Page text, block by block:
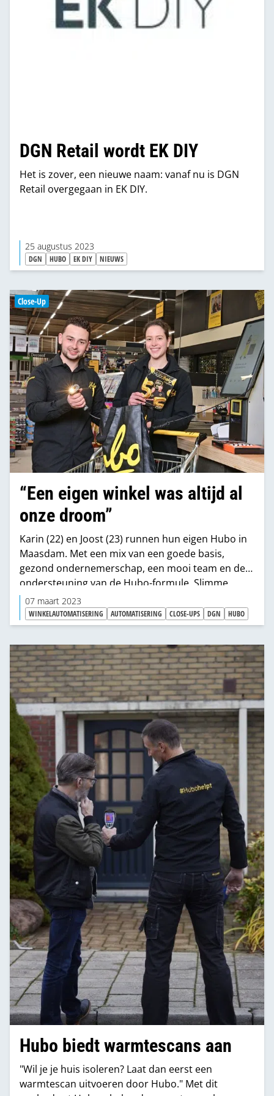
DGN Retail wordt EK DIY
Het is zover, een nieuwe naam: vanaf nu is DGN
Retail overgegaan in EK DIY.
25 augustus 2023
DGN HUBO EK DIY NIEUWS
Close-Up
“Een eigen winkel was altijd al
onze droom”
Karin (22) en Joost (23) runnen hun eigen Hubo in
Maasdam. Met een mix van een goede basis,
gezond ondernemerschap, een mooi team en de
ondersteuning van de Hubo-formule. Slimme
winkelautomatisering helpt ze bij het stroomlijnen
en professionaliseren van de winkel, de processen
en het rendement. “We hadden nooit gedacht dat
dit ooit werkelijkheid zou worden.”
07 maart 2023
WINKELAUTOMATISERING AUTOMATISERING CLOSE-UPS DGN HUBO
Hubo biedt warmtescans aan
"Wil je je huis isoleren? Laat dan eerst een
warmtescan uitvoeren door Hubo." Met dit